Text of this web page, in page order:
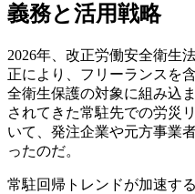
義務と活用戦略
2026年、改正労働安全衛生
正により、フリーランスを
全衛生保護の対象に組み込
されてきた常駐先での労災
いて、発注企業や元方事業
ったのだ。
常駐回帰トレンドが加速す